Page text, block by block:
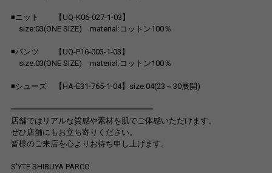
◾ニット 【UQ-K06-027-1-03】
size:03(ONE SIZE) material:コットン100％
◾パンツ 【UQ-P16-003-1-03】
size:03(ONE SIZE) material:コットン100％
◾シューズ 【HA-E31-765-1-04】size:04(23～30展開)
━━━━━━━━━━━━━━━━━━
店舗ではリアルな質感や素材を肌でご体感いただけます。
ぜひ店舗にもお立ち寄りください。
皆様のご来店を心よりお待ち申し上げます。
S'YTE SHIBUYA PARCO